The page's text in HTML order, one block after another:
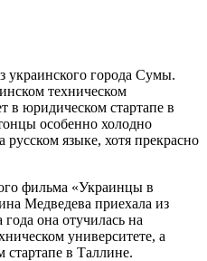
украинского города Сумы.
техническом
в юридическом стартапе в
особенно холодно
русском языке, хотя прекрасно
фильма «Украинцы в
Медведева приехала из
она отучилась на
университете, а
стартапе в Таллине.